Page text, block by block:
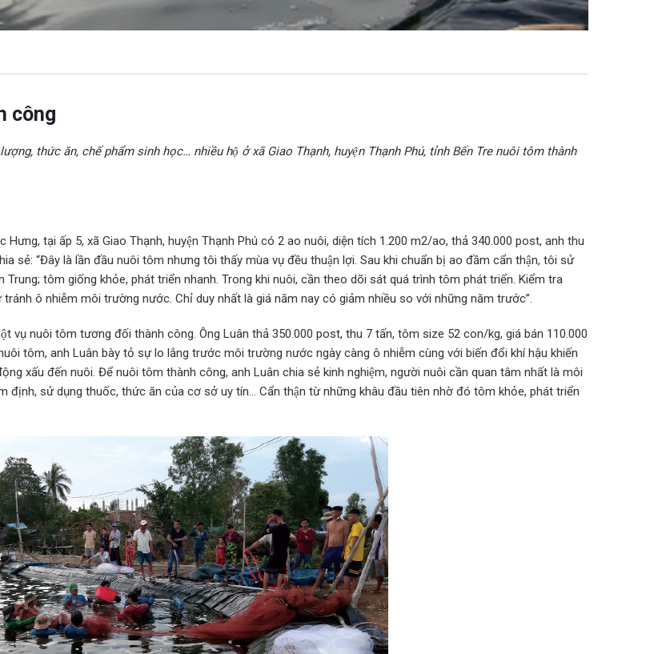
công
thức ăn, chế phẩm sinh học… nhiều hộ ở xã Giao Thạnh, huyện Thạnh Phú, tỉnh Bến Tre nuôi tôm thành
tại ấp 5, xã Giao Thạnh, huyện Thạnh Phú có 2 ao nuôi, diện tích 1.200 m2/ao, thả 340.000 post, anh thu
sẻ: “Đây là lần đầu nuôi tôm nhưng tôi thấy mùa vụ đều thuận lợi. Sau khi chuẩn bị ao đầm cẩn thận, tôi sử
tôm giống khỏe, phát triển nhanh. Trong khi nuôi, cần theo dõi sát quá trình tôm phát triển. Kiểm tra
ô nhiễm môi trường nước. Chỉ duy nhất là giá năm nay có giảm nhiều so với những năm trước”.
vụ nuôi tôm tương đối thành công. Ông Luân thả 350.000 post, thu 7 tấn, tôm size 52 con/kg, giá bán 110.000
tôm, anh Luân bày tỏ sự lo lắng trước môi trường nước ngày càng ô nhiễm cùng với biến đổi khí hậu khiến
xấu đến nuôi. Để nuôi tôm thành công, anh Luân chia sẻ kinh nghiệm, người nuôi cần quan tâm nhất là môi
sử dụng thuốc, thức ăn của cơ sở uy tín… Cẩn thận từ những khâu đầu tiên nhờ đó tôm khỏe, phát triển